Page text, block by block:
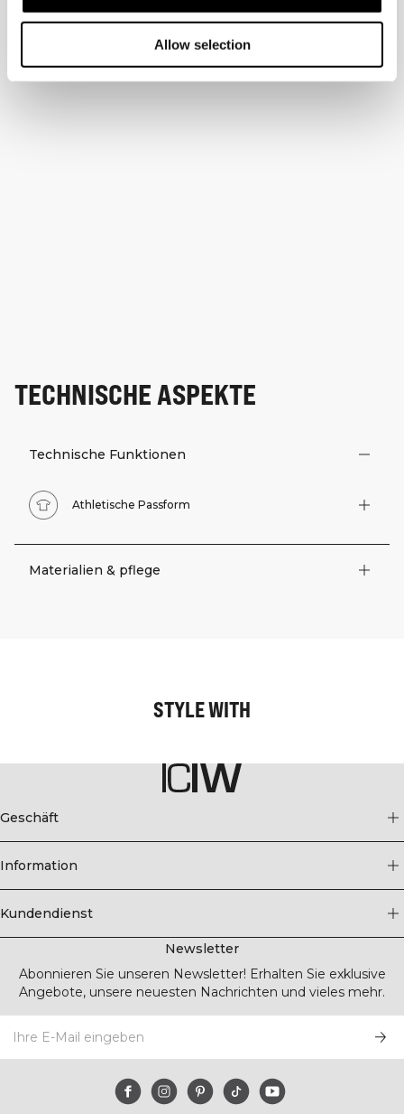
Allow selection
TECHNISCHE ASPEKTE
Technische Funktionen
Athletische Passform
Materialien & pflege
STYLE WITH
Geschäft
Information
Kundendienst
Newsletter
Abonnieren Sie unseren Newsletter! Erhalten Sie exklusive
Angebote, unsere neuesten Nachrichten und vieles mehr.